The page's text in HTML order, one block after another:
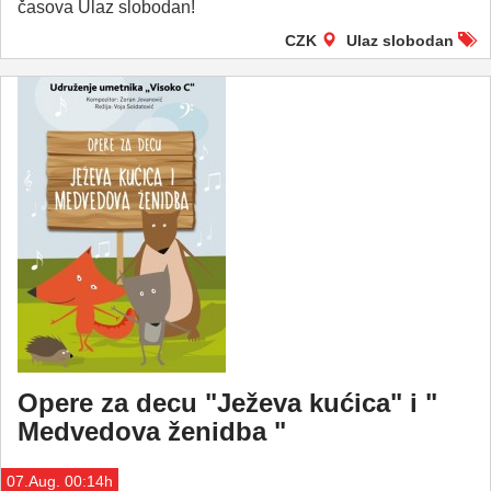
časova Ulaz slobodan!
CZK Ulaz slobodan
Opere za decu "Ježeva kućica" i "
Medvedova ženidba "
07.Aug. 00:14h